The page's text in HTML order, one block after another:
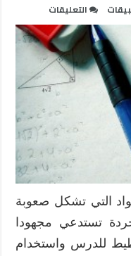
التعليقات
5
من
أهم
تطبيقات
iOS
خاصة
بالرياضيات
مغلقة
التي تشكل صعوبة
تستدعي مجهودا
للدرس واستخدام